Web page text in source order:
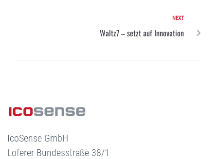
NEXT
Waltz7 – setzt auf Innovation
IcoSense GmbH
Loferer Bundesstraße 38/1